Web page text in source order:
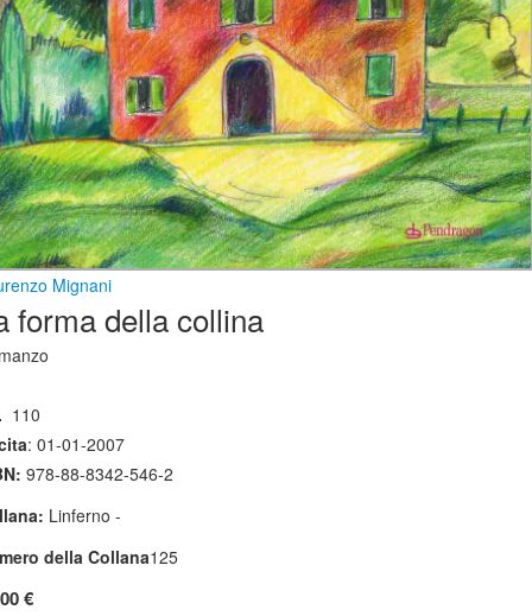
Mignani
forma della collina
110
: 01-01-2007
978-88-8342-546-2
Linferno -
della Collana125
€